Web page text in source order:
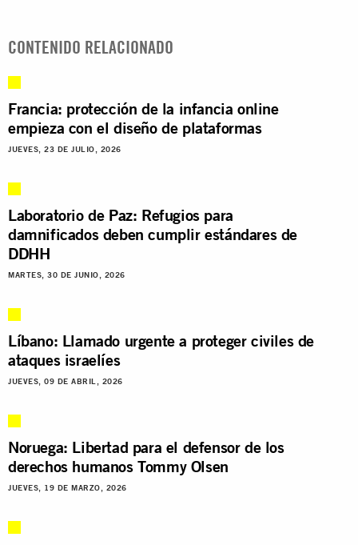
CONTENIDO RELACIONADO
Francia: protección de la infancia online
empieza con el diseño de plataformas
JUEVES, 23 DE JULIO, 2026
Laboratorio de Paz: Refugios para
damnificados deben cumplir estándares de
DDHH
MARTES, 30 DE JUNIO, 2026
Líbano: Llamado urgente a proteger civiles de
ataques israelíes
JUEVES, 09 DE ABRIL, 2026
Noruega: Libertad para el defensor de los
derechos humanos Tommy Olsen
JUEVES, 19 DE MARZO, 2026